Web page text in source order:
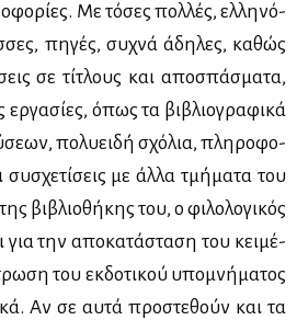
Με τό­σες πολ­λές, ελ­λη­νό­
πη­γές, συ­χνά άδη­λες, κα­θώς
σε τί­τλους και απο­σπά­σμα­τα,
όπως τα βι­βλιο­γρα­φι­κά
πο­λυ­ει­δή σχό­λια, πλη­ρο­φο­
συ­σχε­τί­σεις με άλ­λα τμή­μα­τα του
βι­βλιο­θή­κης του, ο φι­λο­λο­γι­κός
για την απο­κα­τά­στα­ση του κει­μέ­
του εκ­δο­τι­κού υπο­μνή­μα­τος
Αν σε αυ­τά προ­στε­θούν και τα